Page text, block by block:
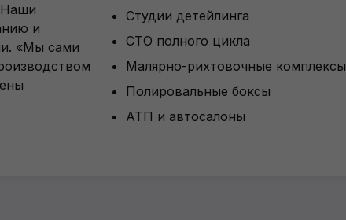
и
«Мы сами
Студии детейлинга
СТО полного цикла
Малярно-рихтовочные комплексы
Полировальные боксы
АТП и автосалоны